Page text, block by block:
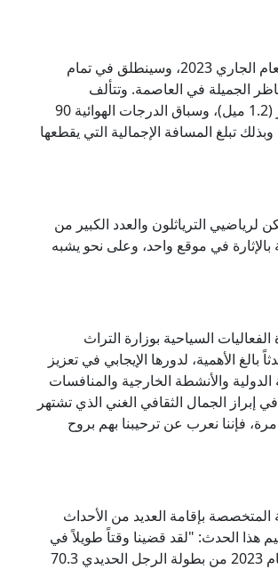
وسيكون هذا الحدث الأول والأكبر من نوعه في الشرق الأوسط لموسم العام الجاري 2023، وسينطلق في تمام
الجميلة في العاصمة. وتتألف
المنافسات من ثلاث مراحل، بدءاً من سباق السباحة لمسافة 1.9 كيلومتر (1.2 ميل)، وسباق الدرجات الهوائية 90
وأخيراً سباق الجري النهائي 21.1 كيلومتر (13.1 ميل)، وبذلك تبلغ المسافة الإجمالية التي يقطعها
الترياثلون والعدد الكبير من
في موقع واحد، وعلى نحو يشبه
السياحية بوزارة التراث
الأهمية، لدورها الإيجابي في تعزيز
والأنشطة الخارجية والمنافسات
الجمال الثقافي الغني الذي تشتهر
فإننا نعرب عن ترحيبنا بهم بروح
بإقامة العديد من الأحداث
هذا الحدث: "لقد قضينا وقتاً طويلاً في
الإعداد لهذا الحدث، وأصبحنا الآن على أتم استعداد لتقديم نسخة رائعة للعام 2023 من بطولة الرجل الحديدي 70.3